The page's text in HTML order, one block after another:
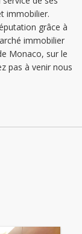
immobilier.
grâce à
immobilier
Monaco, sur le
pas à venir nous